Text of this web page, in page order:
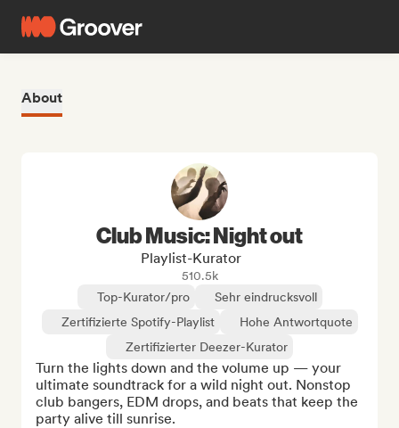
About
Club Music: Night out
Playlist-Kurator
510.5k
Top-Kurator/pro
Sehr eindrucksvoll
Zertifizierte Spotify-Playlist
Hohe Antwortquote
Zertifizierter Deezer-Kurator
Turn the lights down and the volume up — your
ultimate soundtrack for a wild night out. Nonstop
club bangers, EDM drops, and beats that keep the
party alive till sunrise.